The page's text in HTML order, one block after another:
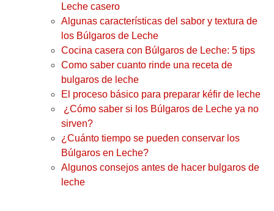
Leche casero
Algunas características del sabor y textura de
los Búlgaros de Leche
Cocina casera con Búlgaros de Leche: 5 tips
Como saber cuanto rinde una receta de
bulgaros de leche
El proceso básico para preparar kéfir de leche
¿Cómo saber si los Búlgaros de Leche ya no
sirven?
¿Cuánto tiempo se pueden conservar los
Búlgaros en Leche?
Algunos consejos antes de hacer bulgaros de
leche